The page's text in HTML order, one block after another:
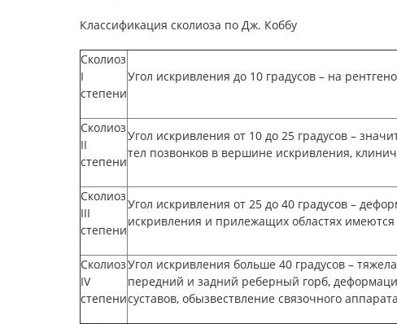
Классификация сколиоза по Дж. Коббу
Сколиоз
I
степени
Угол искривления до 10 градусов – нa
Сколиоз
II
степени
Угол искривления от 10 до 25 градусов –
тел позвонков в вершине искривления,
Сколиоз
III
степени
Угол искривления от 25 до 40 градусов –
искривления и прилежащих областях
Сколиоз
IV
степени
Угол искривления больше 40 градусов –
передний и задний реберный горб,
суставов, обызвествление связочного аппарата